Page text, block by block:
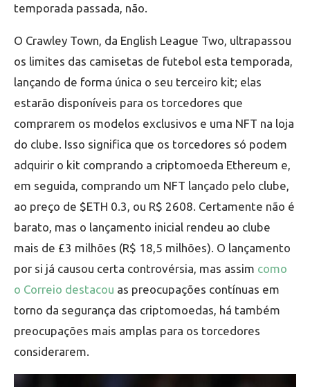
temporada passada, não.
O Crawley Town, da English League Two, ultrapassou
os limites das camisetas de futebol esta temporada,
lançando de forma única o seu terceiro kit; elas
estarão disponíveis para os torcedores que
comprarem os modelos exclusivos e uma NFT na loja
do clube. Isso significa que os torcedores só podem
adquirir o kit comprando a criptomoeda Ethereum e,
em seguida, comprando um NFT lançado pelo clube,
ao preço de $ETH 0.3, ou R$ 2608. Certamente não é
barato, mas o lançamento inicial rendeu ao clube
mais de £3 milhões (R$ 18,5 milhões). O lançamento
por si já causou certa controvérsia, mas assim como
o Correio destacou as preocupações contínuas em
torno da segurança das criptomoedas, há também
preocupações mais amplas para os torcedores
considerarem.